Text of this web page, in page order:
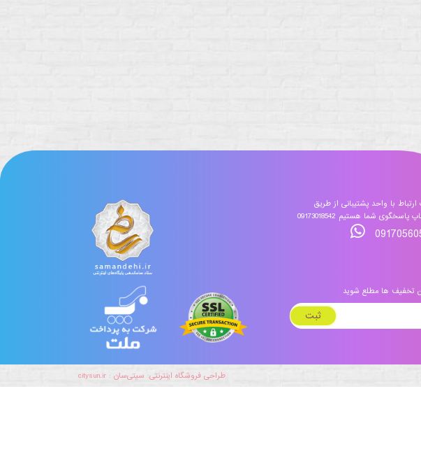
با واحد پشتیبانی از طریق
پاسخگوی شما هستیم 09173018542
تخفیف ها مطلع شوید
طراحی فروشگاه اینترنتی: سیتی‌سان : citysun.ir